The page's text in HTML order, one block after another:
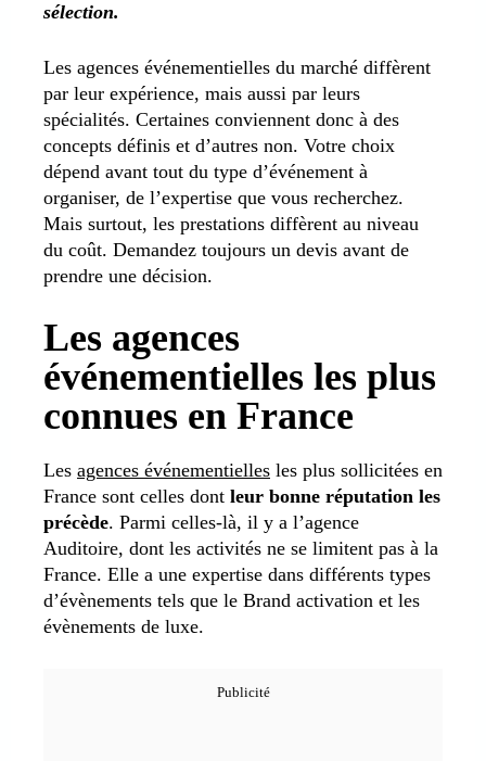
sélection.
Les agences événementielles du marché diffèrent
par leur expérience, mais aussi par leurs
spécialités. Certaines conviennent donc à des
concepts définis et d’autres non. Votre choix
dépend avant tout du type d’événement à
organiser, de l’expertise que vous recherchez.
Mais surtout, les prestations diffèrent au niveau
du coût. Demandez toujours un devis avant de
prendre une décision.
Les agences
événementielles les plus
connues en France
Les agences événementielles les plus sollicitées en
France sont celles dont leur bonne réputation les
précède. Parmi celles-là, il y a l’agence
Auditoire, dont les activités ne se limitent pas à la
France. Elle a une expertise dans différents types
d’évènements tels que le Brand activation et les
évènements de luxe.